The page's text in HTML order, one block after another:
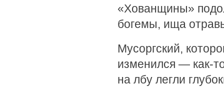
«Хованщины»
богемы, ища
Мусоргский,
изменился — как-
на лбу легли